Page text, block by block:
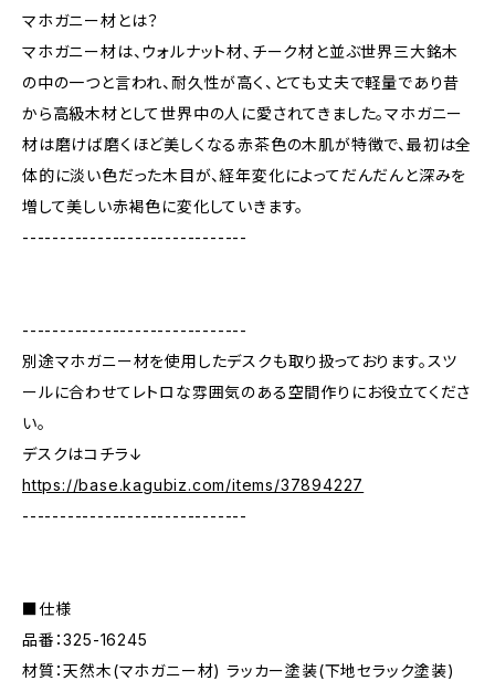
マホガニー材とは？
マホガニー材は、ウォルナット材、チーク材と並ぶ世界三大銘木
の中の一つと言われ、耐久性が高く、とても丈夫で軽量であり昔
から高級木材として世界中の人に愛されてきました。マホガニー
材は磨けば磨くほど美しくなる赤茶色の木肌が特徴で、最初は全
体的に淡い色だった木目が、経年変化によってだんだんと深みを
増して美しい赤褐色に変化していきます。
------------------------------
------------------------------
別途マホガニー材を使用したデスクも取り扱っております。スツ
ールに合わせてレトロな雰囲気のある空間作りにお役立てくださ
い。
デスクはコチラ↓
https://base.kagubiz.com/items/37894227
------------------------------
■仕様
品番：325-16245
材質：天然木(マホガニー材) ラッカー塗装(下地セラック塗装)